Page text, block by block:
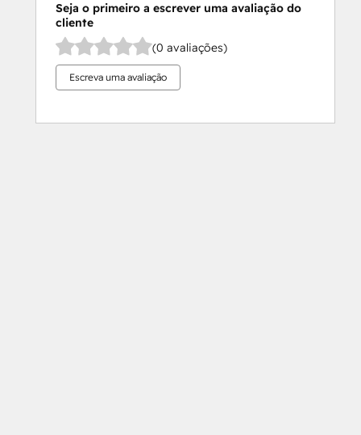
Seja o primeiro a escrever uma avaliação do
cliente
(0 avaliações)
Escreva uma avaliação